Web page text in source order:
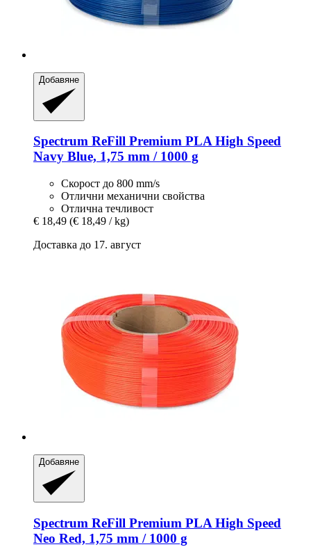
Добавяне
Spectrum ReFill Premium PLA High Speed
Navy Blue, 1,75 mm / 1000 g
Скорост до 800 mm/s
Отлични механични свойства
Отлична течливост
€ 18,49 (€ 18,49 / kg)
Доставка до 17. август
Добавяне
Spectrum ReFill Premium PLA High Speed
Neo Red, 1,75 mm / 1000 g